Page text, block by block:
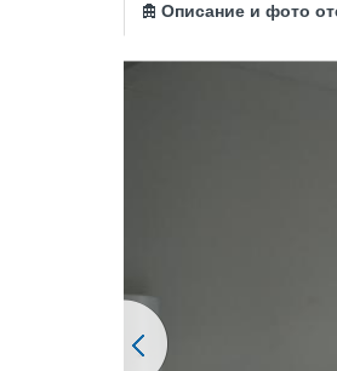
Описание и фото